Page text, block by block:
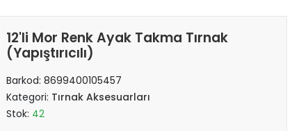
12'li Mor Renk Ayak Takma Tırnak
(Yapıştırıcılı)
Barkod:8699400105457
Kategori: Tırnak Aksesuarları
Stok: 42